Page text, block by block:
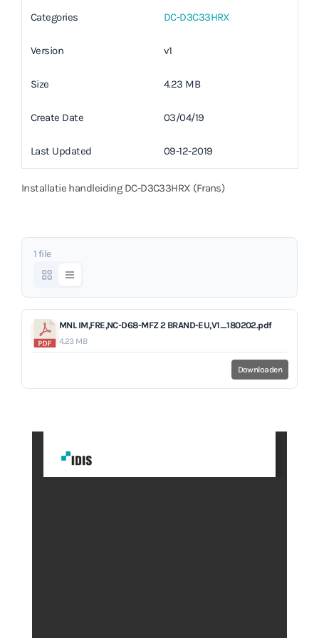
Categories DC-D3C33HRX
Version v1
Size 4.23 MB
Create Date 03/04/19
Last Updated 09-12-2019
Installatie handleiding DC-D3C33HRX (Frans)
1 file
MNL IM,FRE,NC-D68-MFZ 2 BRAND-EU,V1_180202.pdf
4.23 MB
Downloaden